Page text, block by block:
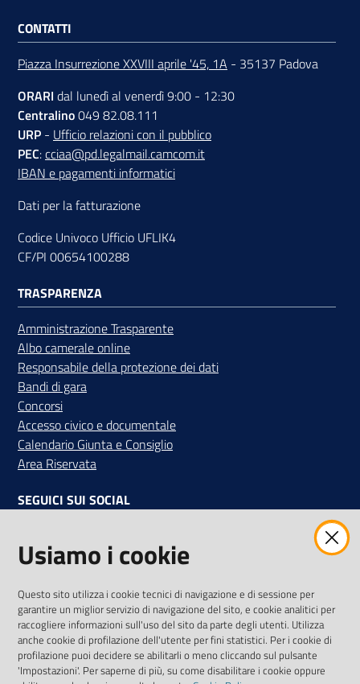
CONTATTI
Piazza Insurrezione XXVIII aprile '45, 1A - 35137 Padova
ORARI dal lunedì al venerdì 9:00 - 12:30
Centralino049 82.08.111
URP - Ufficio relazioni con il pubblico
PEC:cciaa@pd.legalmail.camcom.it
IBAN e pagamenti informatici
Dati per la fatturazione
Codice Univoco Ufficio UFLIK4
CF/PI 00654100288
TRASPARENZA
Amministrazione Trasparente
Albo camerale online
Responsabile della protezione dei dati
Bandi di gara
Concorsi
Accesso civico e documentale
Calendario Giunta e Consiglio
Area Riservata
SEGUICI SUI SOCIAL
Ricevi tutti gli aggiornamenti su eventi, nuove opportunità e
adempimenti normativi
Usiamo i cookie
Questo sito utilizza i cookie tecnici di navigazione e di sessione per
garantire un miglior servizio di navigazione del sito, e cookie analitici per
raccogliere informazioni sull'uso del sito da parte degli utenti. Utilizza
anche cookie di profilazione dell'utente per fini statistici. Per i cookie di
profilazione puoi decidere se abilitarli o meno cliccando sul pulsante
'Impostazioni'. Per saperne di più, su come disabilitare i cookie oppure